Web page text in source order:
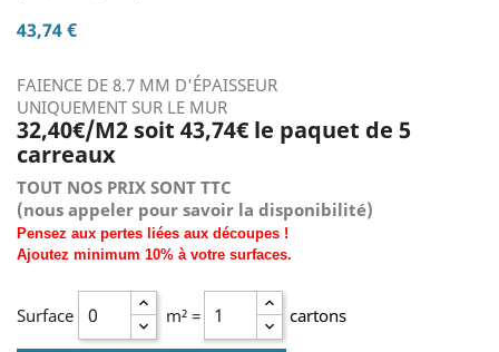
43,74 €
FAIENCE DE 8.7 MM D'ÉPAISSEUR
UNIQUEMENT SUR LE MUR
32,40€/M2 soit 43,74€ le paquet de 5
carreaux
TOUT NOS PRIX SONT TTC
(nous appeler pour savoir la disponibilité)
Pensez aux pertes liées aux découpes !
Ajoutez minimum 10% à votre surfaces.
Surface m² = cartons